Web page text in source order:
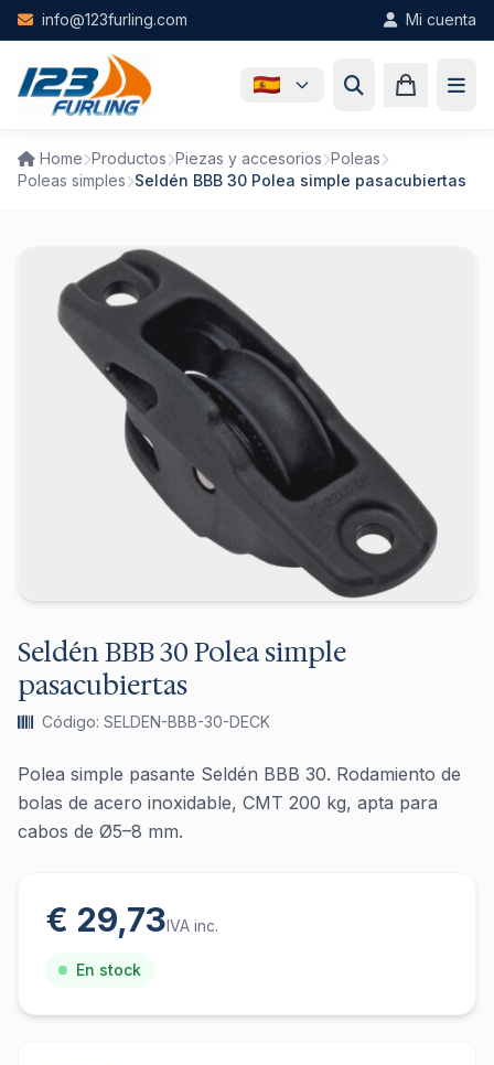
Skip to main content
info@123furling.com Mi cuenta
Home Productos Piezas y accesorios Poleas
Poleas simples Seldén BBB 30 Polea simple pasacubiertas
Seldén BBB 30 Polea simple
pasacubiertas
Código: SELDEN-BBB-30-DECK
Polea simple pasante Seldén BBB 30. Rodamiento de
bolas de acero inoxidable, CMT 200 kg, apta para
cabos de Ø5–8 mm.
€ 29,73IVA inc.
En stock